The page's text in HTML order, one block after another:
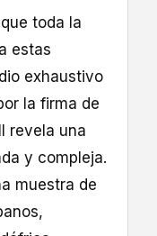
toda la
estas
exhaustivo
la firma de
revela una
y compleja.
muestra de